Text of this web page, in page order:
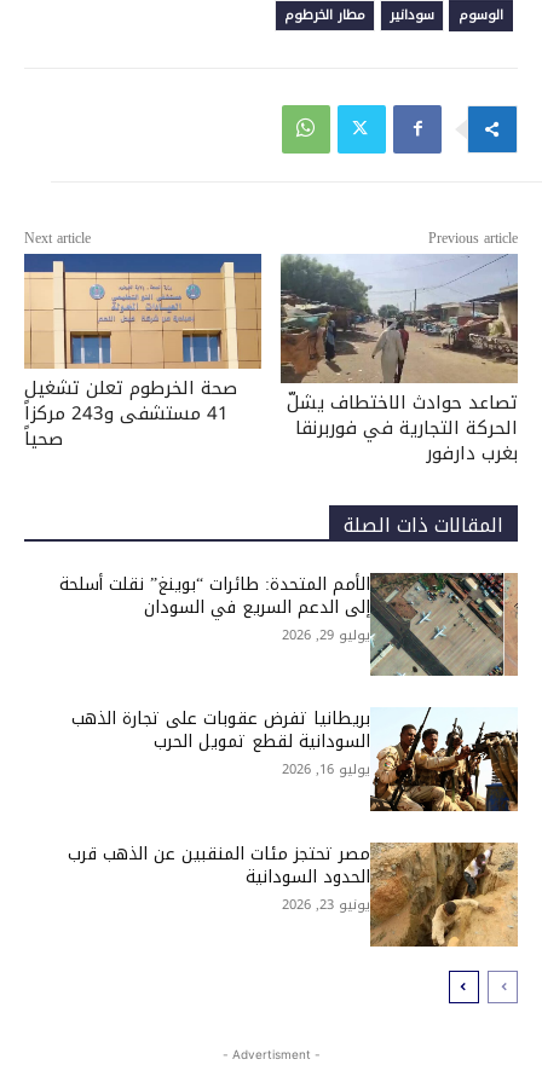
الوسوم سودانير مطار الخرطوم
Previous article
تصاعد حوادث الاختطاف يشلّ
الحركة التجارية في فوربرنقا
بغرب دارفور
Next article
صحة الخرطوم تعلن تشغيل
41 مستشفى و243 مركزاً
صحياً
المقالات ذات الصلة
الأمم المتحدة: طائرات “بوينغ” نقلت أسلحة
إلى الدعم السريع في السودان
يوليو 29, 2026
بريطانيا تفرض عقوبات على تجارة الذهب
السودانية لقطع تمويل الحرب
يوليو 16, 2026
مصر تحتجز مئات المنقبين عن الذهب قرب
الحدود السودانية
يونيو 23, 2026
- Advertisment -